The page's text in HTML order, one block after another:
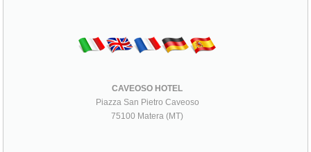
CAVEOSO HOTEL
Piazza San Pietro Caveoso
75100 Matera (MT)